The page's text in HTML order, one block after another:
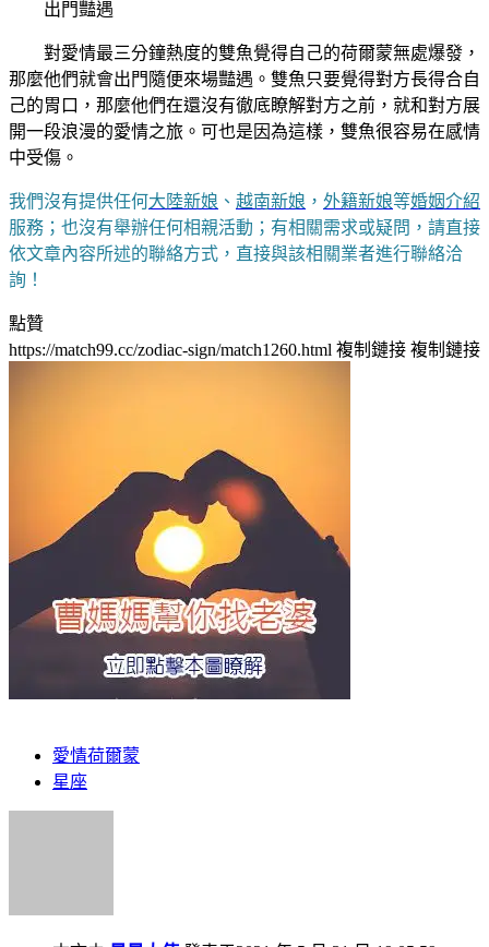
出門豔遇
對愛情最三分鐘熱度的雙魚覺得自己的荷爾蒙無處爆發，
那麼他們就會出門隨便來場豔遇。雙魚只要覺得對方長得合自
己的胃口，那麼他們在還沒有徹底瞭解對方之前，就和對方展
開一段浪漫的愛情之旅。可也是因為這樣，雙魚很容易在感情
中受傷。
我們沒有提供任何大陸新娘 、 越南新娘 ， 外籍新娘等婚姻介紹
服務；也沒有舉辦任何相親活動；有相關需求或疑問，請直接
依文章內容所述的聯絡方式，直接與該相關業者進行聯絡洽
詢！
點贊
https://match99.cc/zodiac-sign/match1260.html 複制鏈接 複制鏈接
愛情荷爾蒙
星座